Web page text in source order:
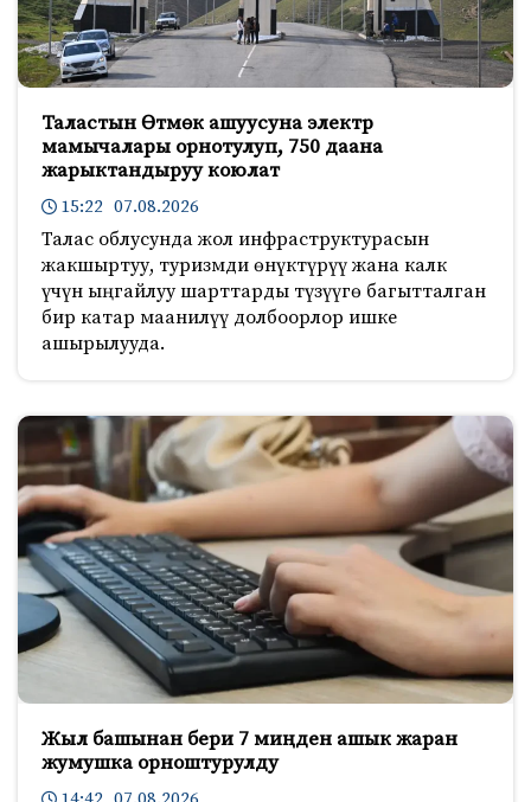
Таластын Өтмөк ашуусуна электр
мамычалары орнотулуп, 750 даана
жарыктандыруу коюлат
15:22 07.08.2026
Талас облусунда жол инфраструктурасын
жакшыртуу, туризмди өнүктүрүү жана калк
үчүн ыңгайлуу шарттарды түзүүгө багытталган
бир катар маанилүү долбоорлор ишке
ашырылууда.
Жыл башынан бери 7 миңден ашык жаран
жумушка орноштурулду